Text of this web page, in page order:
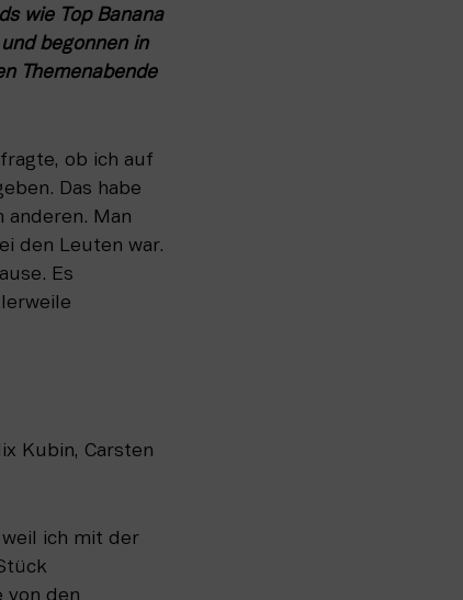
wie Top Banana
begonnen in
Themenabende
ob ich auf
Das habe
anderen. Man
den Leuten war.
Es
Kubin, Carsten
ich mit der
von den